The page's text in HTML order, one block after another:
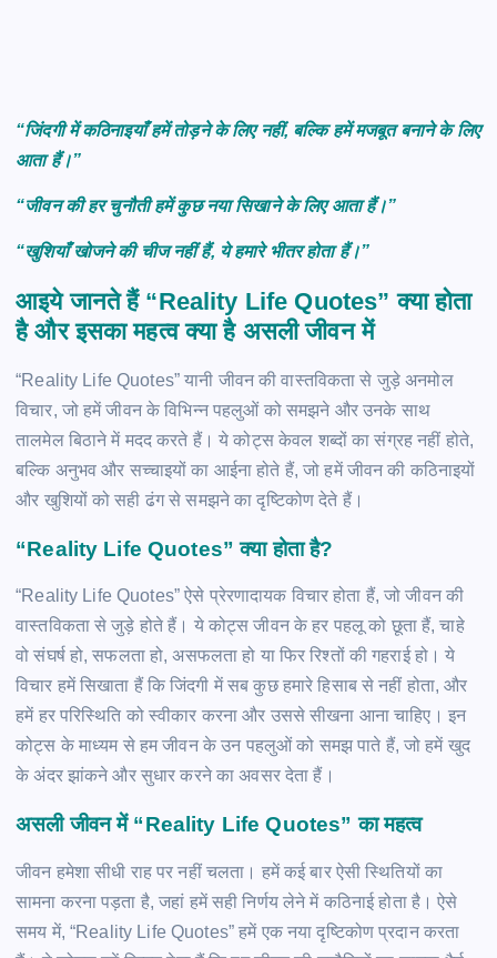
“जिंदगी में कठिनाइयाँ हमें तोड़ने के लिए नहीं, बल्कि हमें मजबूत बनाने के लिए
आता हैं।”
“जीवन की हर चुनौती हमें कुछ नया सिखाने के लिए आता हैं।”
“खुशियाँ खोजने की चीज नहीं हैं, ये हमारे भीतर होता हैं।”
आइये जानते हैं “Reality Life Quotes” क्या होता
है और इसका महत्व क्या है असली जीवन में
“Reality Life Quotes” यानी जीवन की वास्तविकता से जुड़े अनमोल
विचार, जो हमें जीवन के विभिन्न पहलुओं को समझने और उनके साथ
तालमेल बिठाने में मदद करते हैं। ये कोट्स केवल शब्दों का संग्रह नहीं होते,
बल्कि अनुभव और सच्चाइयों का आईना होते हैं, जो हमें जीवन की कठिनाइयों
और खुशियों को सही ढंग से समझने का दृष्टिकोण देते हैं।
“Reality Life Quotes” क्या होता है?
“Reality Life Quotes” ऐसे प्रेरणादायक विचार होता हैं, जो जीवन की
वास्तविकता से जुड़े होते हैं। ये कोट्स जीवन के हर पहलू को छूता हैं, चाहे
वो संघर्ष हो, सफलता हो, असफलता हो या फिर रिश्तों की गहराई हो। ये
विचार हमें सिखाता हैं कि जिंदगी में सब कुछ हमारे हिसाब से नहीं होता, और
हमें हर परिस्थिति को स्वीकार करना और उससे सीखना आना चाहिए। इन
कोट्स के माध्यम से हम जीवन के उन पहलुओं को समझ पाते हैं, जो हमें खुद
के अंदर झांकने और सुधार करने का अवसर देता हैं।
असली जीवन में “Reality Life Quotes” का महत्व
जीवन हमेशा सीधी राह पर नहीं चलता। हमें कई बार ऐसी स्थितियों का
सामना करना पड़ता है, जहां हमें सही निर्णय लेने में कठिनाई होता है। ऐसे
समय में, “Reality Life Quotes” हमें एक नया दृष्टिकोण प्रदान करता